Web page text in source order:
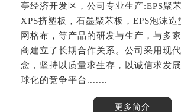
亭经济开发区，公司专业生产:EPS聚
XPS挤塑板，石墨聚苯板，EPS泡沫造
网格布，等产品的研发与生产，与多
商建立了长期合作关系。公司采用现
念，坚持以质量求生存，以诚信求发
球化的竞争平台.......
更多简介